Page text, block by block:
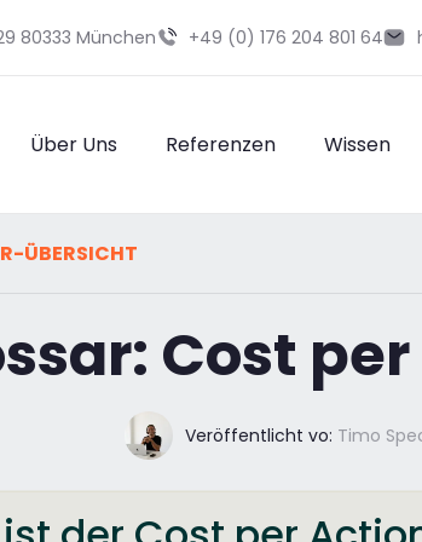
80333 München +49 (0) 176 204 801 64
Über Uns Referenzen Wissen
ÜBERSICHT
Cost
Veröffentlicht vo: Timo